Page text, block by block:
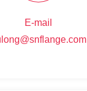
E-mail